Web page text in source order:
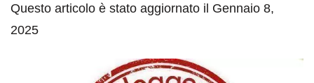
Questo articolo è stato aggiornato il Gennaio 8,
2025